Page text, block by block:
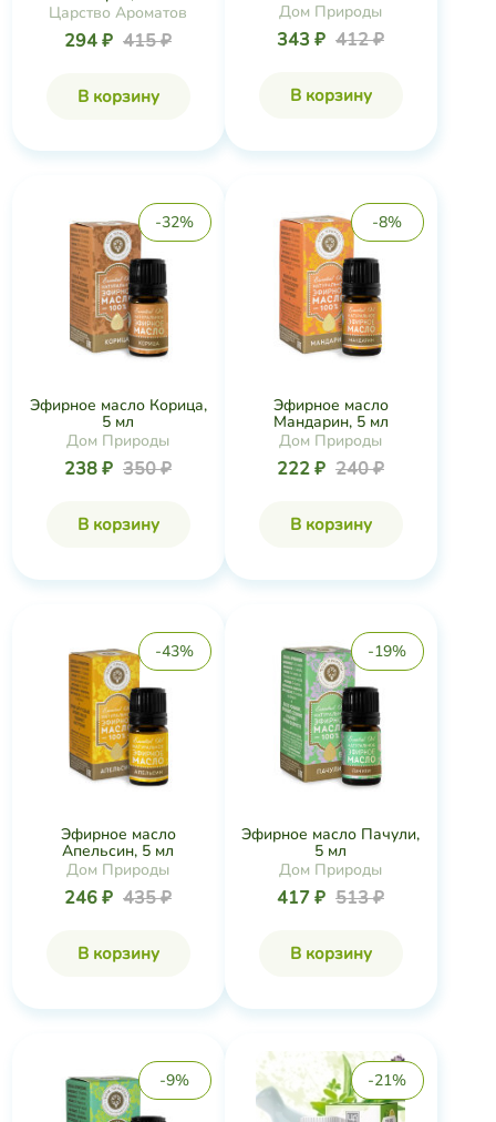
Царство Ароматов
294 ₽ 415 ₽
В корзину
Дом Природы
343 ₽ 412 ₽
В корзину
-32%
Эфирное масло Корица,
5 мл
Дом Природы
238 ₽ 350 ₽
В корзину
-8%
Эфирное масло
Мандарин, 5 мл
Дом Природы
222 ₽ 240 ₽
В корзину
-43%
Эфирное масло
Апельсин, 5 мл
Дом Природы
246 ₽ 435 ₽
В корзину
-19%
Эфирное масло Пачули,
5 мл
Дом Природы
417 ₽ 513 ₽
В корзину
-9% -21%